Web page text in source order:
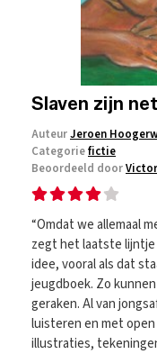
Slaven zijn
AuteurJeroen
Categoriefictie
Beoordeeld door
“Omdat we allemaal
zegt het laatste lijntje
idee, vooral als dat
jeugdboek. Zo
geraken. Al van
luisteren en met
illustraties,